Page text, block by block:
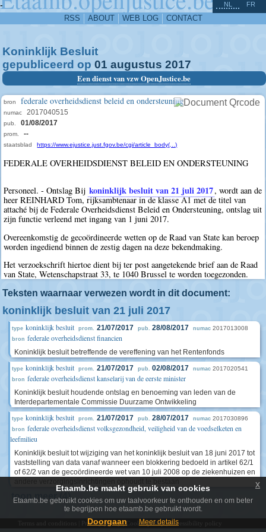
-
RSS ABOUT WEB LOG CONTACT
NL FR
Koninklijk Besluit
gepubliceerd op 01 augustus 2017
Een dienst van vzw OpenJustice.be
bron federale overheidsdienst beleid en ondersteuning
numac 2017040515
pub. 01/08/2017
prom. --
staatsblad https://www.ejustice.just.fgov.be/cgi/article_body(...)
FEDERALE OVERHEIDSDIENST BELEID EN ONDERSTEUNING
Personeel. - Ontslag Bij koninklijk besluit van 21 juli 2017, wordt aan de
heer REINHARD Tom, rijksambtenaar in de klasse A1 met de titel van
attaché bij de Federale Overheidsdienst Beleid en Ondersteuning, ontslag uit
zijn functie verleend met ingang van 1 juni 2017.
Overeenkomstig de gecoördineerde wetten op de Raad van State kan beroep
worden ingediend binnen de zestig dagen na deze bekendmaking.
Het verzoekschrift hiertoe dient bij ter post aangetekende brief aan de Raad
van State, Wetenschapstraat 33, te 1040 Brussel te worden toegezonden.
Teksten waarnaar verwezen wordt in dit document:
koninklijk besluit van 21 juli 2017
type koninklijk besluit prom. 21/07/2017 pub. 28/08/2017 numac 2017013008
bron federale overheidsdienst financien
Koninklijk besluit betreffende de vereffening van het Rentenfonds
type koninklijk besluit prom. 21/07/2017 pub. 02/08/2017 numac 2017020541
bron federale overheidsdienst kanselarij van de eerste minister
Koninklijk besluit houdende ontslag en benoeming van leden van de
Interdepartementale Commissie Duurzame Ontwikkeling
type koninklijk besluit prom. 21/07/2017 pub. 28/07/2017 numac 2017030896
bron federale overheidsdienst volksgezondheid, veiligheid van de voedselketen en
leefmilieu
Koninklijk besluit tot wijziging van het koninklijk besluit van 18 juni 2017 tot
vaststelling van data vanaf wanneer een blokkering bedoeld in artikel 62/1
of 62/2 van de gecoördineerde wet van 10 juli 2008 op de ziekenhuizen en
toon meer (4)
^
Privacy policy|Cookie policy|Accessibility policy
Etaamb.be maakt gebruik van cookies
Etaamb.be gebruikt cookies om uw taalvoorkeur te onthouden en om beter
te begrijpen hoe etaamb.be gebruikt wordt.
Doorgaan Meer details
x